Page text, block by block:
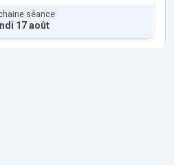
séance
17 août